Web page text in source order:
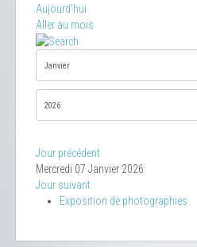
Aujourd'hui
Aller au mois
Jour précédent
Mercredi 07 Janvier 2026
Jour suivant
Exposition de photographies